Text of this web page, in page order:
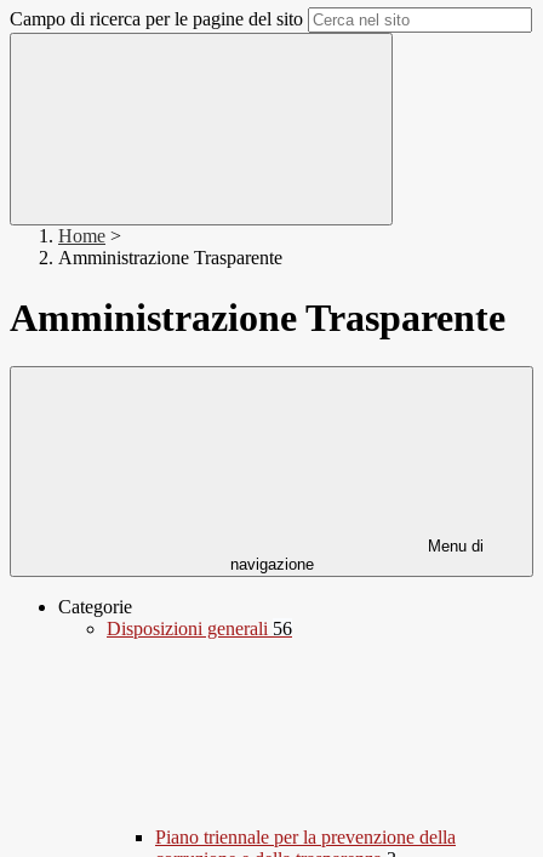
Campo di ricerca per le pagine del sito
Home >
Amministrazione Trasparente
Amministrazione Trasparente
Menu di
navigazione
Categorie
Disposizioni generali 56
Piano triennale per la prevenzione della